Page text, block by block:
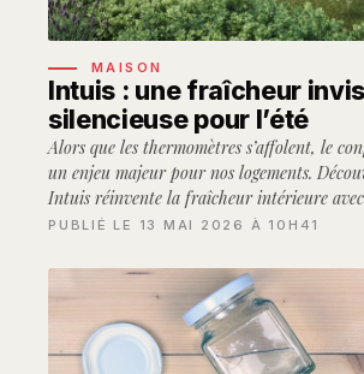
MAISON
Intuis : une fraîcheur
silencieuse pour l’été
Alors que les thermomètres s’affolent, le
un enjeu majeur pour nos logements.
Intuis réinvente la fraîcheur intérieure
PUBLIÉ LE 13 MAI 2026 À 10H41